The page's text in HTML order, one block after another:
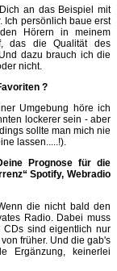
an das Beispiel mit
Ich persönlich baue erst
Hörern in meinem
das die Qualität des
dazu brauch ich die
nicht.
?
Umgebung höre ich
lockerer sein - aber
sollte man mich nie
lassen.....!).
Prognose für die
Spotify, Webradio
die nicht bald den
Radio. Dabei muss
CDs sind eigentlich nur
früher. Und die gab's
Ergänzung, keinerlei